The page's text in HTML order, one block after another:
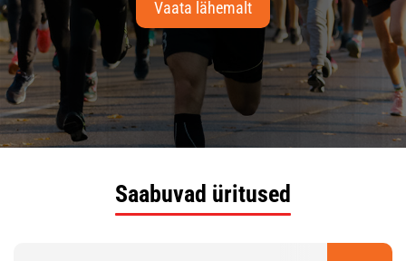
Vaata lähemalt
Saabuvad üritused